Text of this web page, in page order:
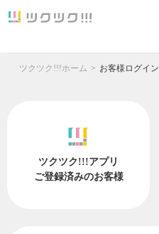
ツクツク!!!ホーム お客様ログイン
ツクツク!!!アプリ
ご登録済みのお客様